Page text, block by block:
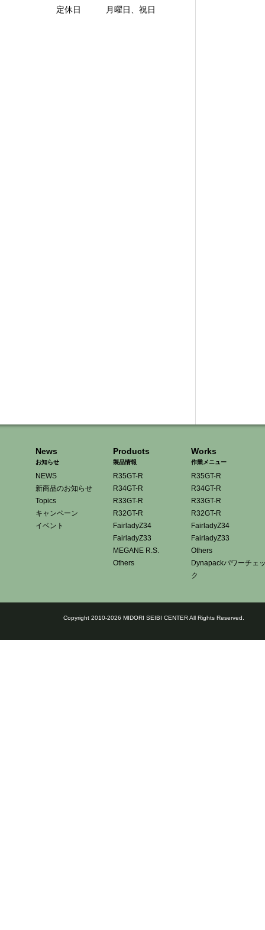
定休日 月曜日、祝日
News
お知らせ
NEWS
新商品のお知らせ
Topics
キャンペーン
イベント
Products
製品情報
R35GT-R
R34GT-R
R33GT-R
R32GT-R
FairladyZ34
FairladyZ33
MEGANE R.S.
Others
Works
作業メニュー
R35GT-R
R34GT-R
R33GT-R
R32GT-R
FairladyZ34
FairladyZ33
Others
Dynapackパワーチェ
ク
Copyright 2010-2026 MIDORI SEIBI CENTER All Rights Reserved.